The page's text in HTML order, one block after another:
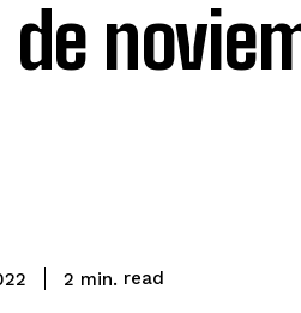
2 min. read